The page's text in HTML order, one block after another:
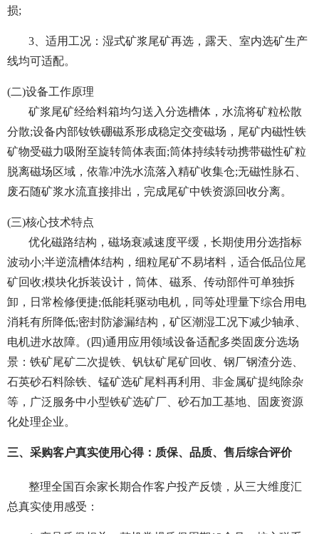
损;
3、适用工况：湿式矿浆尾矿再选，露天、室内选矿生产
线均可适配。
(二)设备工作原理
矿浆尾矿经给料箱均匀送入分选槽体，水流将矿粒松散
分散;设备内部钕铁硼磁系形成稳定交变磁场，尾矿内磁性铁
矿物受磁力吸附至旋转筒体表面;筒体持续转动携带磁性矿粒
脱离磁场区域，依靠冲洗水流落入精矿收集仓;无磁性脉石、
废石随矿浆水流直接排出，完成尾矿中铁资源回收分离。
(三)核心技术特点
优化磁路结构，磁场衰减速度平缓，长期使用分选指标
波动小;半逆流槽体结构，细粒尾矿不易堵料，适合低品位尾
矿回收;模块化拆装设计，筒体、磁系、传动部件可单独拆
卸，日常检修便捷;低能耗驱动电机，同等处理量下综合用电
消耗有所降低;密封防渗漏结构，矿区潮湿工况下减少轴承、
电机进水故障。(四)通用应用领域设备适配多类固废分选场
景：铁矿尾矿二次提铁、钒钛矿尾矿回收、钢厂钢渣分选、
石英砂石料除铁、锰矿选矿尾料再利用、非金属矿提纯除杂
等，广泛服务中小型铁矿选矿厂、砂石加工基地、固废资源
化处理企业。
三、采购客户真实使用心得：质保、品质、售后综合评价
整理全国百余家长期合作客户投产反馈，从三大维度汇
总真实使用感受：